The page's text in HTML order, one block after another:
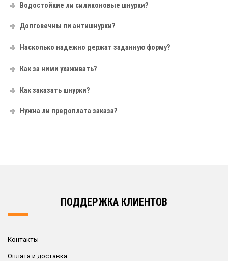
Водостойкие ли силиконовые шнурки?
Долговечны ли антишнурки?
Насколько надежно держат заданную форму?
Как за ними ухаживать?
Как заказать шнурки?
Нужна ли предоплата заказа?
ПОДДЕРЖКА КЛИЕНТОВ
Контакты
Оплата и доставка